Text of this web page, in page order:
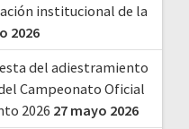
institucional de la
2026
del adiestramiento
Campeonato Oficial
2026 27 mayo 2026